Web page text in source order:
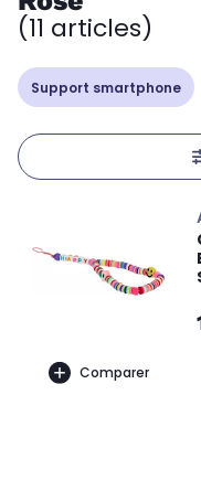
(11 articles)
Support smartphone
Comparer